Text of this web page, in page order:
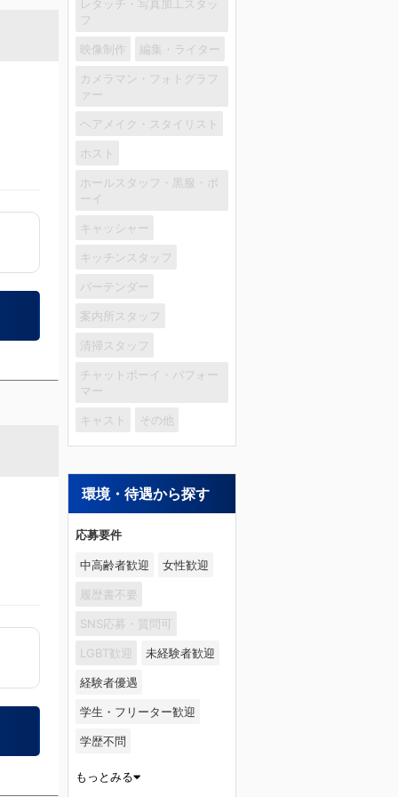
レタッチ・写真加工スタッ
フ
映像制作 編集・ライター
カメラマン・フォトグラフ
ァー
ヘアメイク・スタイリスト
ホスト
ホールスタッフ・黒服・ボ
ーイ
キャッシャー
キッチンスタッフ
バーテンダー
案内所スタッフ
清掃スタッフ
チャットボーイ・パフォー
マー
キャスト その他
環境・待遇から探す
応募要件
中高齢者歓迎 女性歓迎
履歴書不要
SNS応募・質問可
LGBT歓迎 未経験者歓迎
経験者優遇
学生・フリーター歓迎
学歴不問
もっとみる